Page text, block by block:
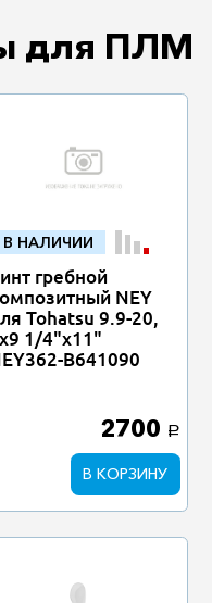
для ПЛМ
В НАЛИЧИИ
гребной
NEY
Tohatsu 9.9-20,
1/4"x11"
B641090
2700 a
В КОРЗИНУ